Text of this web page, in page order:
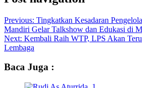
Previous: Tingkatkan Kesadaran
Mandiri Gelar Talkshow dan Edukasi di
Next: Kembali Raih WTP, LPS Akan
Lembaga
Baca Juga :